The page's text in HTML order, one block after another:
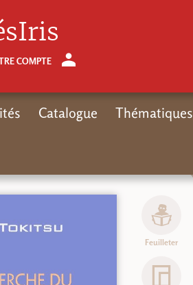
Feuilleter
COMPTE
Catalogue Thématiques